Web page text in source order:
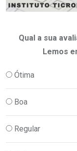
Qual a sua
Lemos
Ótima
Boa
Regular